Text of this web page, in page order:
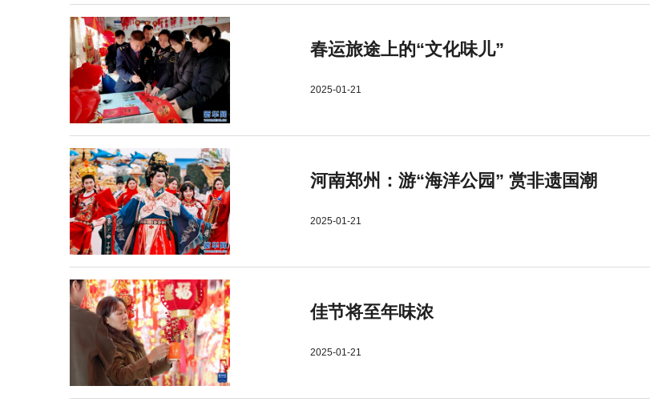
春运旅途上的“文化味儿”
2025-01-21
河南郑州：游“海洋公园” 赏非遗国潮
2025-01-21
佳节将至年味浓
2025-01-21